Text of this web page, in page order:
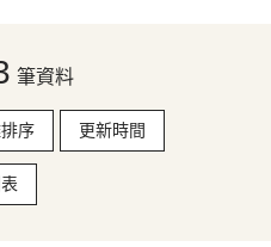
筆資料
序 更新時間